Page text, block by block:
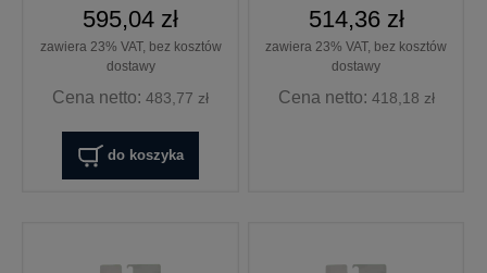
595,04 zł
zawiera 23% VAT, bez kosztów
dostawy
Cena netto:483,77 zł
do koszyka
514,36 zł
zawiera 23% VAT, bez kosztów
dostawy
Cena netto: 418,18 zł